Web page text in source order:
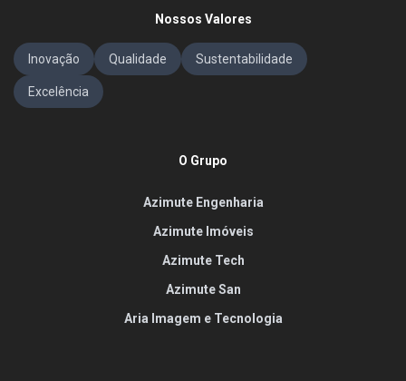
Nossos Valores
Inovação Qualidade Sustentabilidade
Excelência
O Grupo
Azimute Engenharia
Azimute Imóveis
Azimute Tech
Azimute San
Aria Imagem e Tecnologia